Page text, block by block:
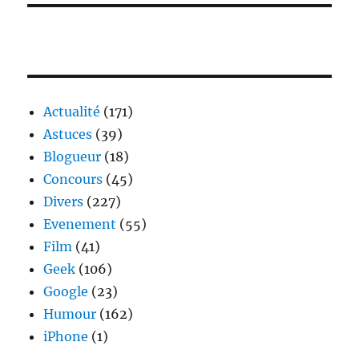
Actualité (171)
Astuces (39)
Blogueur (18)
Concours (45)
Divers (227)
Evenement (55)
Film (41)
Geek (106)
Google (23)
Humour (162)
iPhone (1)